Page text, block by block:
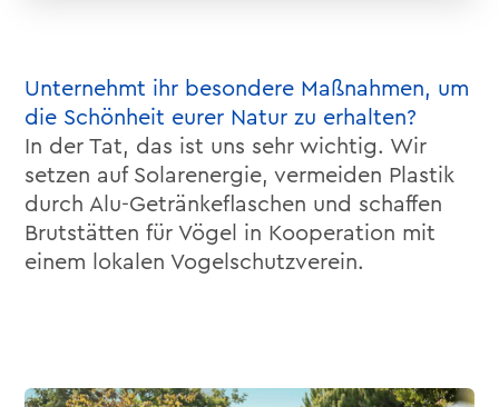
Unternehmt ihr besondere Maßnahmen, um
die Schönheit eurer Natur zu erhalten?
In der Tat, das ist uns sehr wichtig. Wir
setzen auf Solarenergie, vermeiden Plastik
durch Alu-Getränkeflaschen und schaffen
Brutstätten für Vögel in Kooperation mit
einem lokalen Vogelschutzverein.